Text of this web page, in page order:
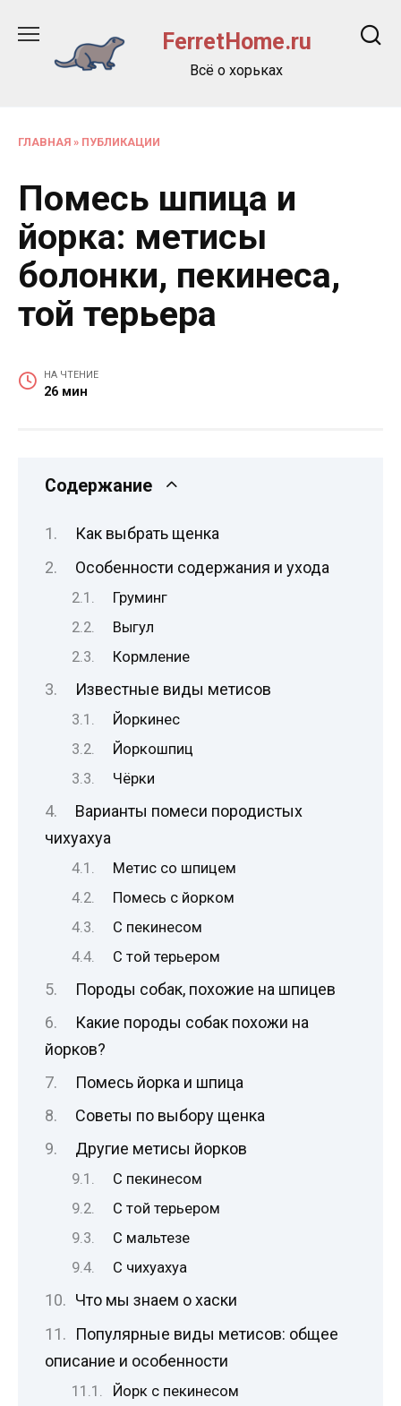
содержанию
FerretHome.ru
Всё о хорьках
ГЛАВНАЯ » ПУБЛИКАЦИИ
Помесь шпица и
йорка: метисы
болонки, пекинеса,
той терьера
НА ЧТЕНИЕ
26 мин
Содержание
Как выбрать щенка
Особенности содержания и ухода
Груминг
Выгул
Кормление
Известные виды метисов
Йоркинес
Йоркошпиц
Чёрки
Варианты помеси породистых
чихуахуа
Метис со шпицем
Помесь с йорком
С пекинесом
С той терьером
Породы собак, похожие на шпицев
Какие породы собак похожи на
йорков?
Помесь йорка и шпица
Советы по выбору щенка
Другие метисы йорков
С пекинесом
С той терьером
С мальтезе
С чихуахуа
Что мы знаем о хаски
Популярные виды метисов: общее
описание и особенности
Йорк с пекинесом